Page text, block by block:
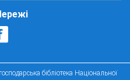
бібліотека Національної